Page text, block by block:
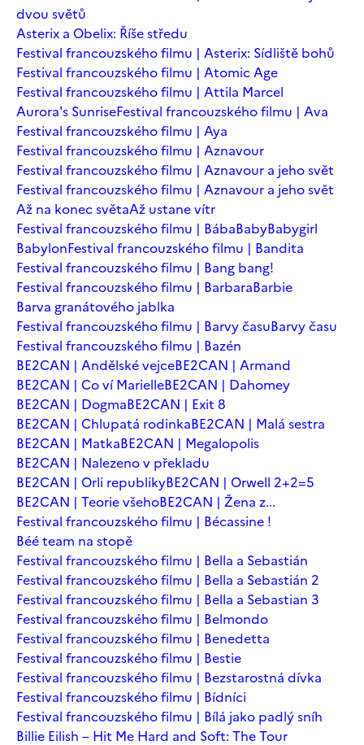
dvou světů
Asterix a Obelix: Říše středu
Festival francouzského filmu | Asterix: Sídliště bohů
Festival francouzského filmu | Atomic Age
Festival francouzského filmu | Attila Marcel
Aurora's SunriseFestival francouzského filmu | Ava
Festival francouzského filmu | Aya
Festival francouzského filmu | Aznavour
Festival francouzského filmu | Aznavour a jeho svět
Festival francouzského filmu | Aznavour a jeho svět
Až na konec světaAž ustane vítr
Festival francouzského filmu | BábaBabyBabygirl
BabylonFestival francouzského filmu | Bandita
Festival francouzského filmu | Bang bang!
Festival francouzského filmu | BarbaraBarbie
Barva granátového jablka
Festival francouzského filmu | Barvy časuBarvy času
Festival francouzského filmu | Bazén
BE2CAN | Andělské vejceBE2CAN | Armand
BE2CAN | Co ví MarielleBE2CAN | Dahomey
BE2CAN | DogmaBE2CAN | Exit 8
BE2CAN | Chlupatá rodinkaBE2CAN | Malá sestra
BE2CAN | MatkaBE2CAN | Megalopolis
BE2CAN | Nalezeno v překladu
BE2CAN | Orli republikyBE2CAN | Orwell 2+2=5
BE2CAN | Teorie všehoBE2CAN | Žena z...
Festival francouzského filmu | Bécassine !
Béé team na stopě
Festival francouzského filmu | Bella a Sebastián
Festival francouzského filmu | Bella a Sebastián 2
Festival francouzského filmu | Bella a Sebastian 3
Festival francouzského filmu | Belmondo
Festival francouzského filmu | Benedetta
Festival francouzského filmu | Bestie
Festival francouzského filmu | Bezstarostná dívka
Festival francouzského filmu | Bídníci
Festival francouzského filmu | Bílá jako padlý sníh
Billie Eilish – Hit Me Hard and Soft: The Tour